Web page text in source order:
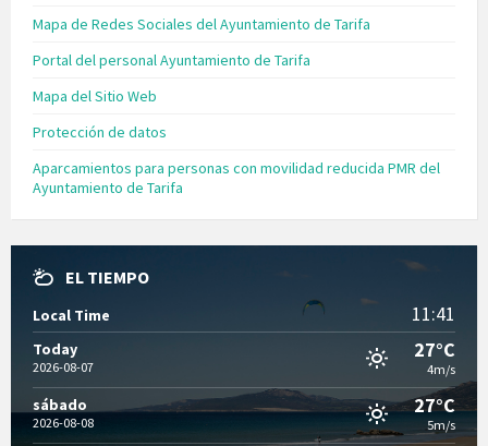
Mapa de Redes Sociales del Ayuntamiento de Tarifa
Portal del personal Ayuntamiento de Tarifa
Mapa del Sitio Web
Protección de datos
Aparcamientos para personas con movilidad reducida PMR del
Ayuntamiento de Tarifa
EL TIEMPO
Local Time 11:41
Today
2026-08-07
27°C
4m/s
sábado
2026-08-08
27°C
5m/s